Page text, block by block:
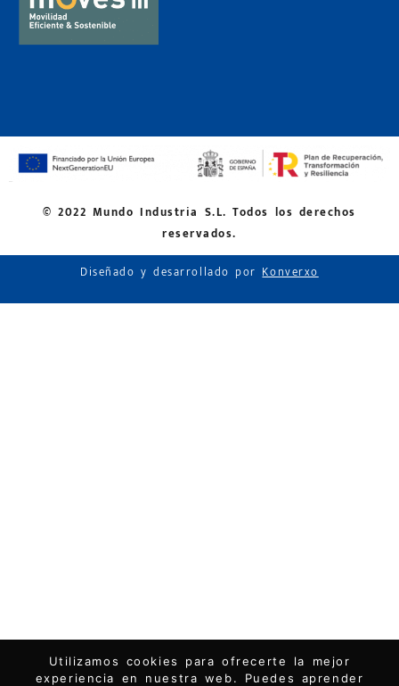
© 2022 Mundo Industria S.L. Todos los derechos
reservados.
Diseñado y desarrollado porKonverxo
Utilizamos cookies para ofrecerte la mejor
experiencia en nuestra web. Puedes aprender